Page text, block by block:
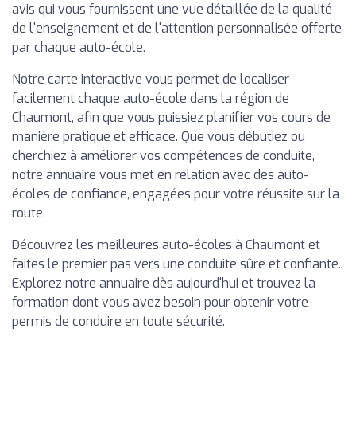
avis qui vous fournissent une vue détaillée de la qualité
de l'enseignement et de l'attention personnalisée offerte
par chaque auto-école.
Notre carte interactive vous permet de localiser
facilement chaque auto-école dans la région de
Chaumont, afin que vous puissiez planifier vos cours de
manière pratique et efficace. Que vous débutiez ou
cherchiez à améliorer vos compétences de conduite,
notre annuaire vous met en relation avec des auto-
écoles de confiance, engagées pour votre réussite sur la
route.
Découvrez les meilleures auto-écoles à Chaumont et
faites le premier pas vers une conduite sûre et confiante.
Explorez notre annuaire dès aujourd'hui et trouvez la
formation dont vous avez besoin pour obtenir votre
permis de conduire en toute sécurité.